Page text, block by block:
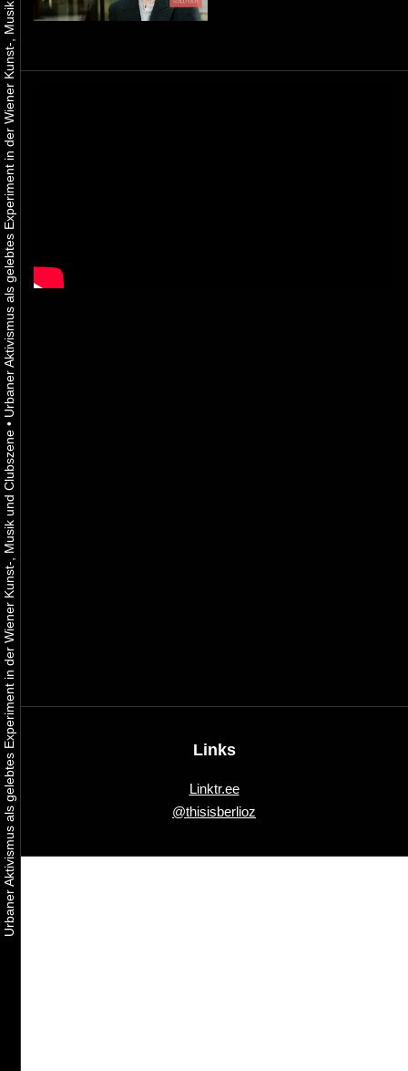
Urbaner Aktivismus als gelebtes Experiment in der Wiener Kunst-, Musik und Clubszene
•
Urbaner Aktivismus als gelebtes Experiment in der Wiener Kunst-, Musik und Clubszene
Links
Linktr.ee
@thisisberlioz